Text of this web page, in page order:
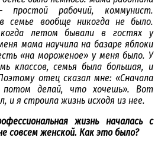
простой рабочий, коммунист.
семье вообще никогда не было.
летом бывали в гостях у
мама научила на базаре яблоки
«на мороженое» у меня было. У
классов, семья была большая, и
отец сказал мне: «Сначала
потом делай, что хочешь». Вот
и я строила жизнь исходя из нее.
жизнь началась с
совсем женской. Как это было?